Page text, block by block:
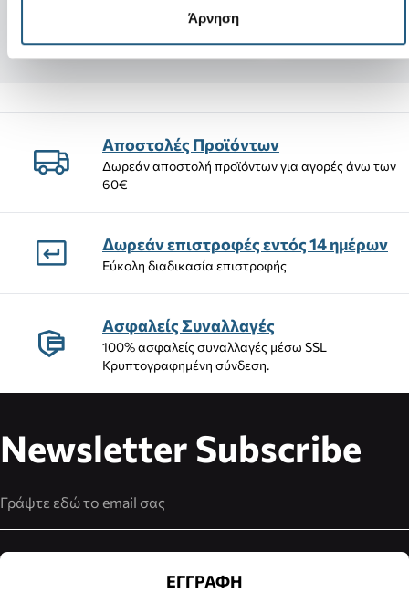
Άρνηση
Αποστολές Προϊόντων
Δωρεάν αποστολή προϊόντων για αγορές άνω των
60€
Δωρεάν επιστροφές εντός 14 ημέρων
Εύκολη διαδικασία επιστροφής
Ασφαλείς Συναλλαγές
100% ασφαλείς συναλλαγές μέσω SSL
Κρυπτογραφημένη σύνδεση.
Newsletter Subscribe
ΕΓΓΡΑΦΗ